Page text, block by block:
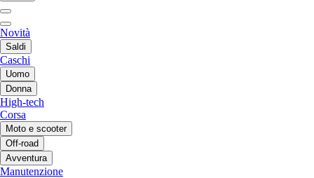
Novità
Saldi
Caschi
Uomo
Donna
High-tech
Corsa
Moto e scooter
Off-road
Avventura
Manutenzione